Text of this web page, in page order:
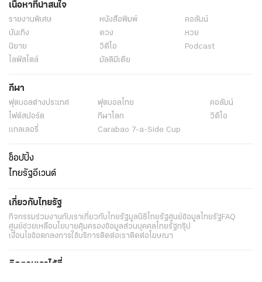
เนื้อหาที่น่าสนใจ
รายงานพิเศษ หนังสือพิมพ์
คอลัมน์
บันเทิง
ดวง
หวย
นิยาย
วิดีโอ
Podcast
ไลฟ์สไตล์
มัลติมีเดีย
กีฬา
ฟุตบอลต่่างประเทศ ฟุตบอลไทย
คอลัมน์
ไฟต์สปอร์ต
กีฬาโลก
วิดีโอ
แกลเลอรี่
Carabao 7-a-Side Cup
ช็อปปิ้ง
ไทยรัฐอีเวนต์
เกี่ยวกับไทยรัฐ
กิจกรรมร่วมงานกับเราเกี่ยวกับไทยรัฐมูลนิธิไทยรัฐศูนย์ข้อมูลไทยรัฐFAQ
ศูนย์ช่วยเหลือนโยบายคุ้มครองข้อมูลส่วนบุคคลไทยรัฐกรุ๊ป
เงื่อนไขข้อตกลงการใช้บริการติดต่อเราติดต่อโฆษณา
ติดตามเราได้ที่